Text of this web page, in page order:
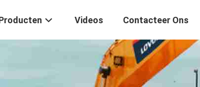
Videos Contacteer Ons